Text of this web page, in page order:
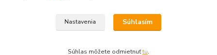
© 2020 by Hygy.sk
Nastavenia Súhlasím
Súhlas môžete odmietnuťtu.